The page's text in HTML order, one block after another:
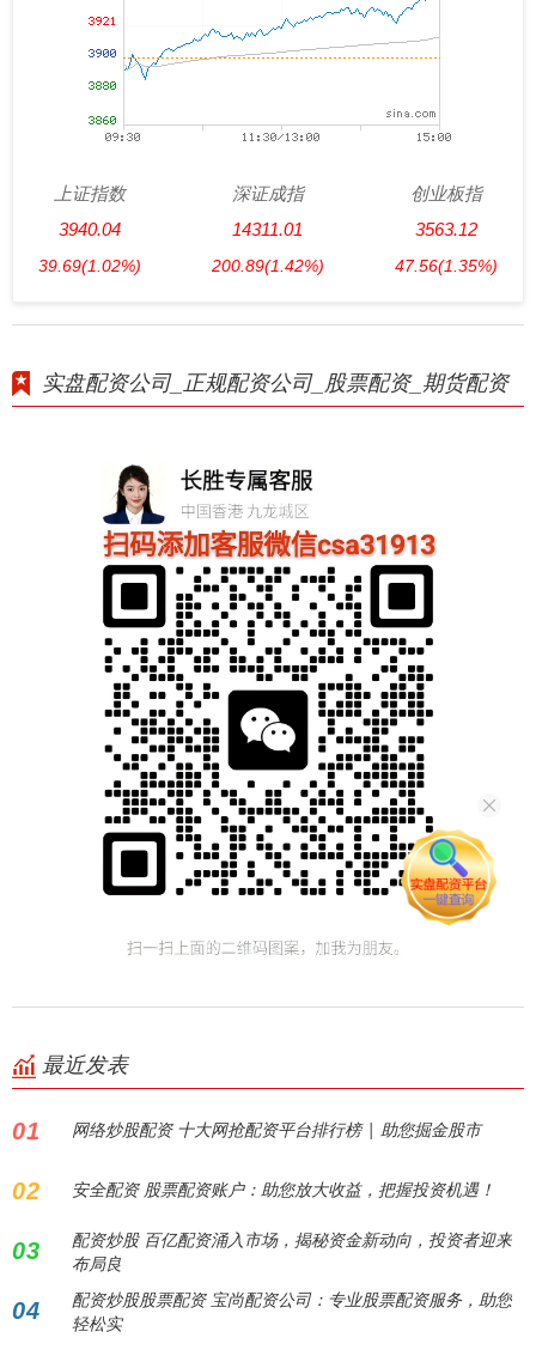
上证指数
3940.04
39.69(1.02%)
深证成指
14311.01
200.89(1.42%)
创业板指
3563.12
47.56(1.35%)
实盘配资公司_正规配资公司_股票配资_期货配资
最近发表
01 网络炒股配资 十大网抢配资平台排行榜 | 助您掘金股市
02 安全配资 股票配资账户：助您放大收益，把握投资机遇！
03
配资炒股 百亿配资涌入市场，揭秘资金新动向，投资者迎来
布局良
04
配资炒股股票配资 宝尚配资公司：专业股票配资服务，助您
轻松实